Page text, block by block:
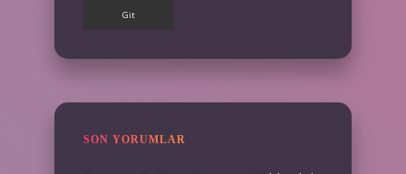
SON YORUMLAR